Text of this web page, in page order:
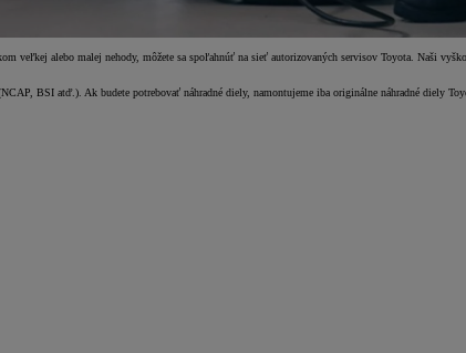
veľkej alebo malej nehody, môžete sa spoľahnúť na sieť autorizovaných servisov Toyota. Naši
BSI atď.). Ak budete potrebovať náhradné diely, namontujeme iba originálne náhradné diely